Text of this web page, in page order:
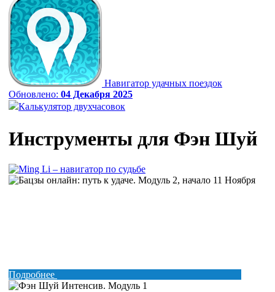
Навигатор удачных поездок
Обновлено: 04 Декабря 2025
Калькулятор двухчасовок
Инструменты для Фэн Шуй
Подробнее